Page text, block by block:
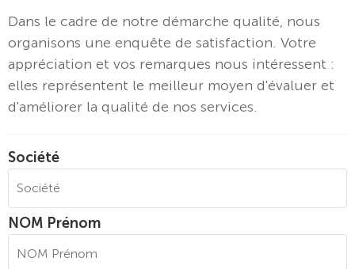
Dans le cadre de notre démarche qualité, nous
organisons une enquête de satisfaction. Votre
appréciation et vos remarques nous intéressent :
elles représentent le meilleur moyen d'évaluer et
d'améliorer la qualité de nos services.
Société
NOM Prénom